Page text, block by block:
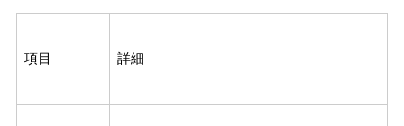
項目 詳細